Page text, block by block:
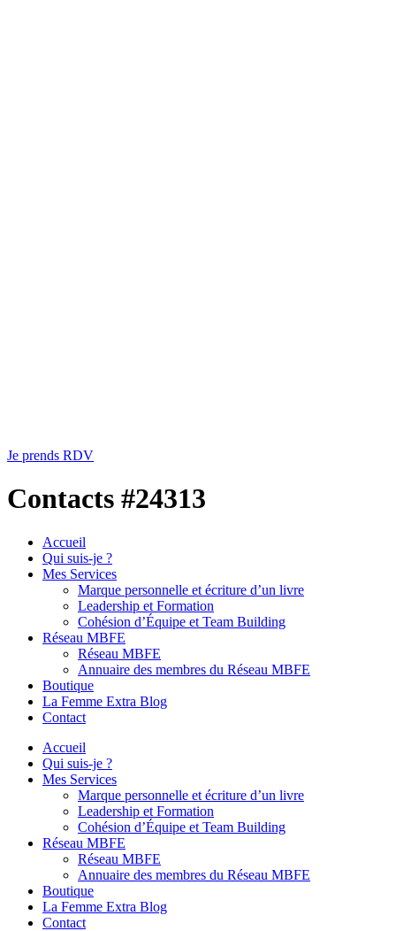
Je prends RDV
Contacts #24313
Accueil
Qui suis-je ?
Mes Services
Marque personnelle et écriture d’un livre
Leadership et Formation
Cohésion d’Équipe et Team Building
Réseau MBFE
Réseau MBFE
Annuaire des membres du Réseau MBFE
Boutique
La Femme Extra Blog
Contact
Accueil
Qui suis-je ?
Mes Services
Marque personnelle et écriture d’un livre
Leadership et Formation
Cohésion d’Équipe et Team Building
Réseau MBFE
Réseau MBFE
Annuaire des membres du Réseau MBFE
Boutique
La Femme Extra Blog
Contact